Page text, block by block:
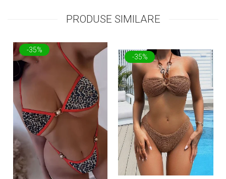
PRODUSE SIMILARE
-35%
-35%